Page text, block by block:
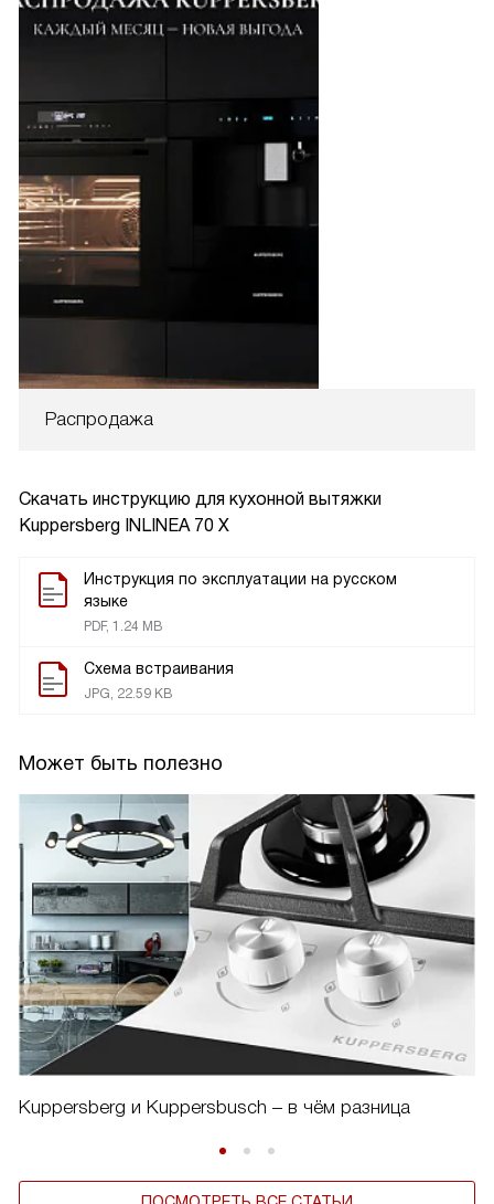
Распродажа
Скачать инструкцию для кухонной вытяжки
Kuppersberg INLINEA 70 X
Инструкция по эксплуатации на русском
языке
PDF, 1.24 MB
Схема встраивания
JPG, 22.59 KB
Может быть полезно
Kuppersberg и Kuppersbusch – в чём разница